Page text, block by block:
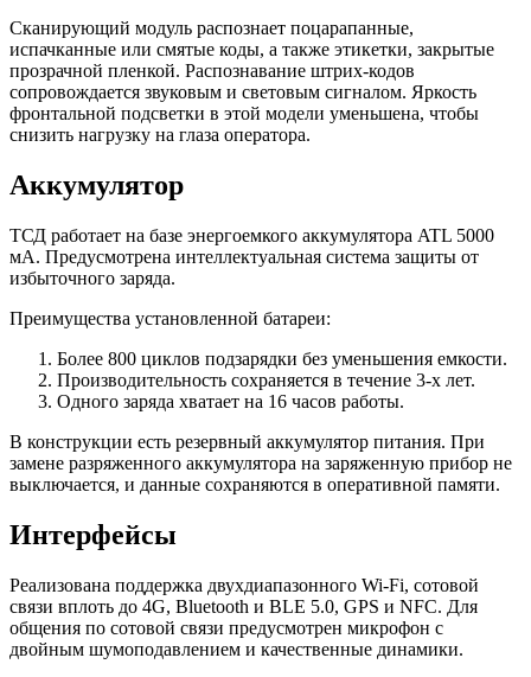
Сканирующий модуль распознает поцарапанные,
испачканные или смятые коды, а также этикетки, закрытые
прозрачной пленкой. Распознавание штрих-кодов
сопровождается звуковым и световым сигналом. Яркость
фронтальной подсветки в этой модели уменьшена, чтобы
снизить нагрузку на глаза оператора.
Аккумулятор
ТСД работает на базе энергоемкого аккумулятора ATL 5000
мА. Предусмотрена интеллектуальная система защиты от
избыточного заряда.
Преимущества установленной батареи:
Более 800 циклов подзарядки без уменьшения емкости.
Производительность сохраняется в течение 3-х лет.
Одного заряда хватает на 16 часов работы.
В конструкции есть резервный аккумулятор питания. При
замене разряженного аккумулятора на заряженную прибор не
выключается, и данные сохраняются в оперативной памяти.
Интерфейсы
Реализована поддержка двухдиапазонного Wi-Fi, сотовой
связи вплоть до 4G, Bluetooth и BLE 5.0, GPS и NFC. Для
общения по сотовой связи предусмотрен микрофон с
двойным шумоподавлением и качественные динамики.